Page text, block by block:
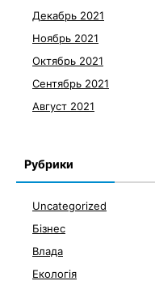
Декабрь 2021
Ноябрь 2021
Октябрь 2021
Сентябрь 2021
Август 2021
Рубрики
Uncategorized
Бізнес
Влада
Екологія